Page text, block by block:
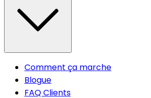
Comment ça marche
Blogue
FAQ Clients